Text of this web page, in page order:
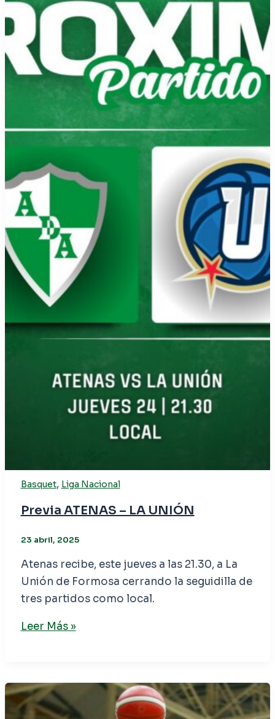
Basquet, Liga Nacional
Previa ATENAS – LA UNIÓN
23 abril, 2025
Atenas recibe, este jueves a las 21.30, a La
Unión de Formosa cerrando la seguidilla de
tres partidos como local.
Leer Más »